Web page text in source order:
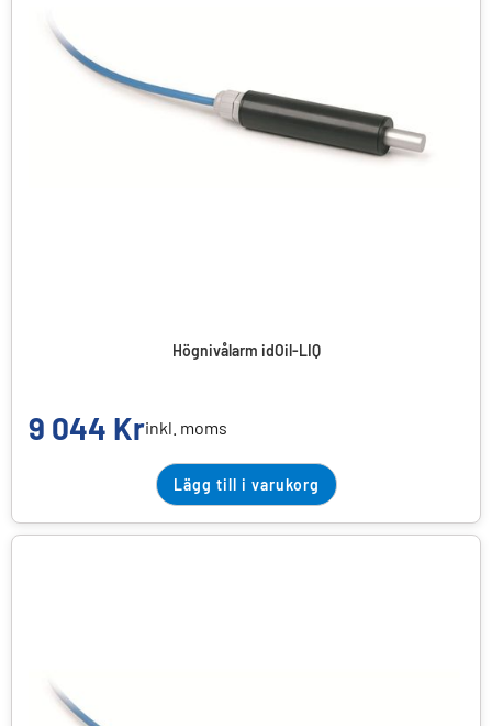
Högnivålarm idOil-LIQ
9 044 Krinkl. moms
Lägg till i varukorg